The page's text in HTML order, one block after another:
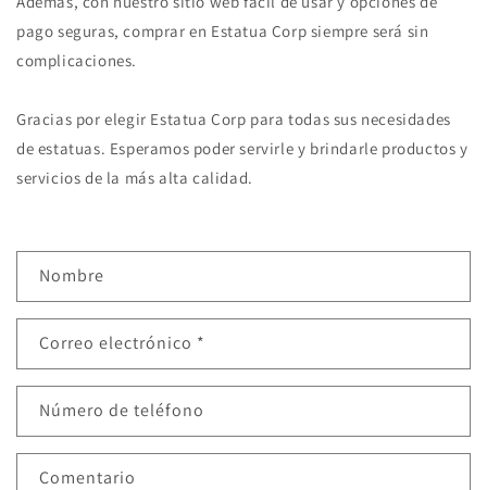
pago seguras, comprar en Estatua Corp siempre será sin
complicaciones.
Gracias por elegir Estatua Corp para todas sus necesidades
de estatuas. Esperamos poder servirle y brindarle productos y
servicios de la más alta calidad.
r
u
a
r
Nombre
Correo electrónico *
Número de teléfono
Comentario